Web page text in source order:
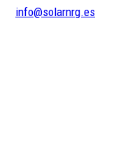
info@solarnrg.es